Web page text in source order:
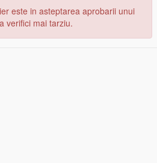
este in asteptarea aprobarii unui
verifici mai tarziu.